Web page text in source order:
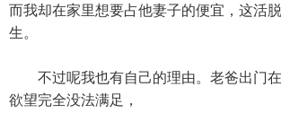
而我却在家里想要占他妻子的便宜，这活
生。
不过呢我也有自己的理由。老爸出门在
欲望完全没法满足，